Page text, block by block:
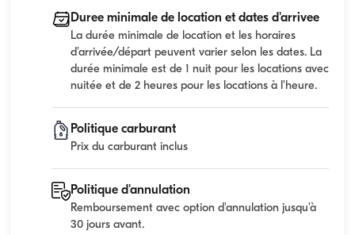
Duree minimale de location et dates d'arrivee
La durée minimale de location et les horaires
d'arrivée/départ peuvent varier selon les dates. La
durée minimale est de 1 nuit pour les locations avec
nuitée et de 2 heures pour les locations à l'heure.
Politique carburant
Prix du carburant inclus
Politique d'annulation
Remboursement avec option d'annulation jusqu'à
30 jours avant.